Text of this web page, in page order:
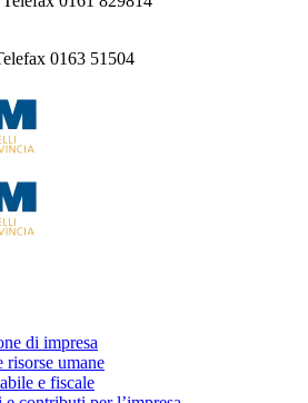
0163 51504
di impresa
risorse umane
e fiscale